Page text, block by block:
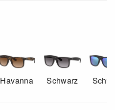
Havanna Schwarz